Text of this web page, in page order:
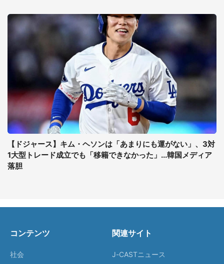
【ドジャース】キム・ヘソンは「あまりにも運がない」、3対
1大型トレード成立でも「移籍できなかった」...韓国メディア
落胆
コンテンツ
社会
関連サイト
J-CASTニュース